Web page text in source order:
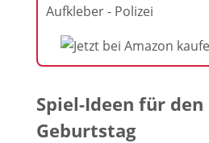
Aufkleber - Polizei
Spiel-Ideen für den
Geburtstag